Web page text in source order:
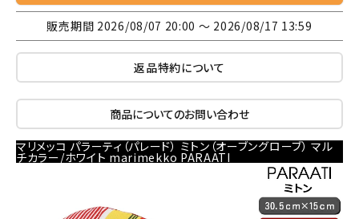
販売期間 2026/08/07 20:00 〜 2026/08/17 13:59
返品特約について
商品についてのお問い合わせ
マリメッコ パラーティ（パレード） ミトン（オーブングローブ） マル
チカラー/ホワイト marimekko PARAATI